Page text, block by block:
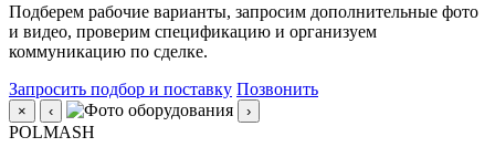
Подберем рабочие варианты, запросим дополнительные фото
и видео, проверим спецификацию и организуем
коммуникацию по сделке.
Запросить подбор и поставку Позвонить
× ‹ ›
POLMASH